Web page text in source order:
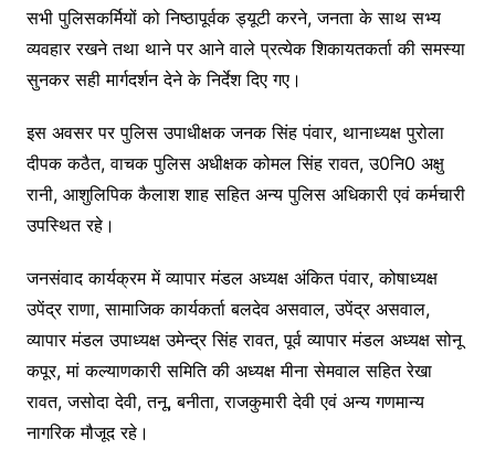
सभी पुलिसकर्मियों को निष्ठापूर्वक ड्यूटी करने, जनता के साथ सभ्य
व्यवहार रखने तथा थाने पर आने वाले प्रत्येक शिकायतकर्ता की समस्या
सुनकर सही मार्गदर्शन देने के निर्देश दिए गए।
इस अवसर पर पुलिस उपाधीक्षक जनक सिंह पंवार, थानाध्यक्ष पुरोला
दीपक कठैत, वाचक पुलिस अधीक्षक कोमल सिंह रावत, उ0नि0 अक्षु
रानी, आशुलिपिक कैलाश शाह सहित अन्य पुलिस अधिकारी एवं कर्मचारी
उपस्थित रहे।
जनसंवाद कार्यक्रम में व्यापार मंडल अध्यक्ष अंकित पंवार, कोषाध्यक्ष
उपेंद्र राणा, सामाजिक कार्यकर्ता बलदेव असवाल, उपेंद्र असवाल,
व्यापार मंडल उपाध्यक्ष उमेन्द्र सिंह रावत, पूर्व व्यापार मंडल अध्यक्ष सोनू
कपूर, मां कल्याणकारी समिति की अध्यक्ष मीना सेमवाल सहित रेखा
रावत, जसोदा देवी, तनू, बनीता, राजकुमारी देवी एवं अन्य गणमान्य
नागरिक मौजूद रहे।